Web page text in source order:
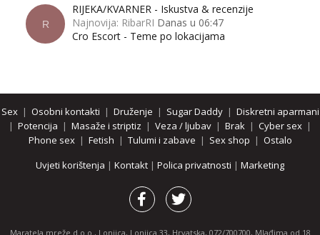
R
RIJEKA/KVARNER - Iskustva & recenzije
Najnovija: RibarRI Danas u 06:47
Cro Escort - Teme po lokacijama
Sex| Osobni kontakti | Druženje | Sugar Daddy| Diskretni aparmani
| Potencija | Masaže i striptiz | Veza / ljubav | Brak | Cyber sex |
Phone sex| Fetish | Tulumi i zabave | Sex shop | Ostalo
Uvjeti korištenja | Kontakt | Polica privatnosti | Marketing
Maratela mreže d.o.o., Lonjica, Lonjica 33, Hrvatska, 072/700700, Mlađima od 18